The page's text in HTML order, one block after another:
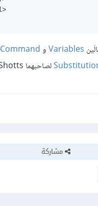
VariablesوCommand
لصاحبهما William Shotts.
مشاركة